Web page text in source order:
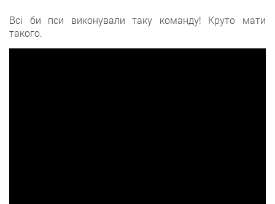
Всі би пси виконували таку команду! Круто мати
такого.